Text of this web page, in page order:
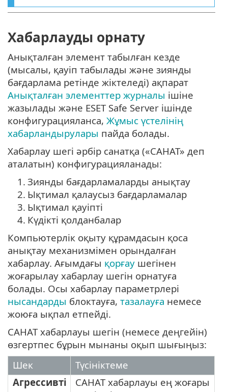
Хабарлауды орнату
Анықталған элемент табылған кезде
(мысалы, қауіп табылады және зиянды
бағдарлама ретінде жіктеледі) ақпарат
Анықталған элементтер журналы ішіне
жазылады және ESET Safe Server ішінде
конфигурацияланса, Жұмыс үстелінің
хабарландырулары пайда болады.
Хабарлау шегі әрбір санатқа («САНАТ» деп
аталатын) конфигурацияланады:
1. Зиянды бағдарламаларды анықтау
2. Ықтимал қалаусыз бағдарламалар
3. Ықтимал қауіпті
4. Күдікті қолданбалар
Компьютерлік оқыту құрамдасын қоса
анықтау механизмімен орындалған
хабарлау. Ағымдағы қорғау шегінен
жоғарылау хабарлау шегін орнатуға
болады. Осы хабарлау параметрлері
нысандарды блоктауға, тазалауға немесе
жоюға ықпал етпейді.
САНАТ хабарлауы шегін (немесе деңгейін)
өзгертпес бұрын мынаны оқып шығыңыз:
Шек
Түсініктеме
Агрессивті
САНАТ хабарлауы ең жоғары